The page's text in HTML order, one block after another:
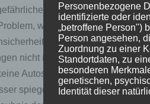
Objekte liegen (wie
weil sie nur von der
verbunden ist, bzw.
nicht möglich ist). Typische
Autos stehen dürfen) oder
spiegeln kann, sieht es
Personenbezogene
identifizierte oder
„betroffene Person")
Person angesehen,
Zuordnung zu einer
Standortdaten, zu
besonderen
genetischen,
Identität dieser